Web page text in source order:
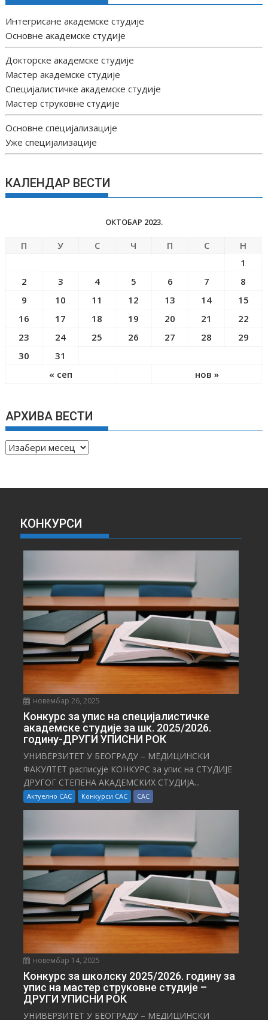
Интегрисане академске студије
Основне академске студије
Докторске академске студије
Мастер академске студије
Специјалистичке академске студије
Мастер струковне студије
Основне специјализације
Уже специјализације
КАЛЕНДАР ВЕСТИ
ОКТОБАР 2023.
П У С Ч П С Н
« сеп нов »
1
2
3 4 5 6 7
8
9
10 11 12 13 14
15
16
17 18 19 20 21
22
23
24 25 26 27 28
29
30
31
АРХИВА ВЕСТИ
А
И
КОНКУРСИ
новембар 26, 2025
Конкурс за упис на специјалистичке
академске студије за шк. 2025/2026.
годину-ДРУГИ УПИСНИ РОК
УНИВЕРЗИТЕТ У БЕОГРАДУ – МЕДИЦИНСКИ
ФАКУЛТЕТ расписује КОНКУРС за упис на СТУДИЈЕ
ДРУГОГ СТЕПЕНА АКАДЕМСКИХ СТУДИЈА...
Актуелно САС Конкурси САС САС
новембар 14, 2025
Конкурс за школску 2025/⁠2026. годину за
упис на мастер струковне студије –
ДРУГИ УПИСНИ РОК
УНИВЕРЗИТЕТ У БЕОГРАДУ – МЕДИЦИНСКИ